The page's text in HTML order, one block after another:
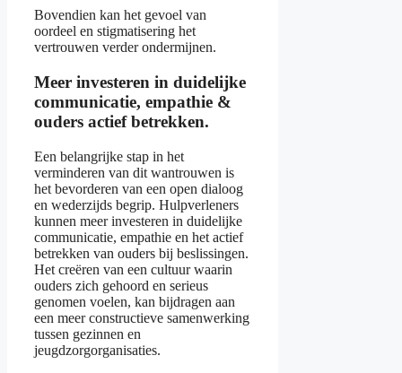
Bovendien kan het gevoel van
oordeel en stigmatisering het
vertrouwen verder ondermijnen.
Meer investeren in duidelijke
communicatie, empathie &
ouders actief betrekken.
Een belangrijke stap in het
verminderen van dit wantrouwen is
het bevorderen van een open dialoog
en wederzijds begrip. Hulpverleners
kunnen meer investeren in duidelijke
communicatie, empathie en het actief
betrekken van ouders bij beslissingen.
Het creëren van een cultuur waarin
ouders zich gehoord en serieus
genomen voelen, kan bijdragen aan
een meer constructieve samenwerking
tussen gezinnen en
jeugdzorgorganisaties.